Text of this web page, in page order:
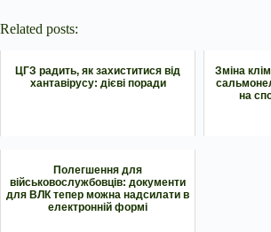
Related posts:
ЦГЗ радить, як захиститися від
хантавірусу: дієві поради
Зміна
на
Полегшення для
військовослужбовців: документи
для ВЛК тепер можна надсилати в
електронній формі